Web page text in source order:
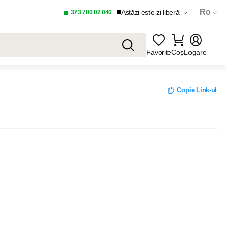
373 780 02 040 Astăzi este zi liberă Ro
FavoriteCoșLogare
Copie Link-ul